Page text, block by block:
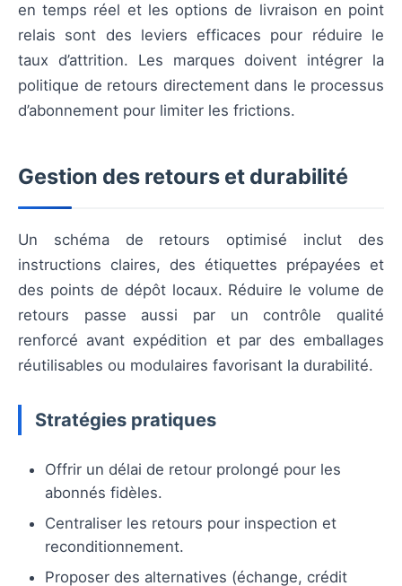
en temps réel et les options de livraison en point
relais sont des leviers efficaces pour réduire le
taux d’attrition. Les marques doivent intégrer la
politique de retours directement dans le processus
d’abonnement pour limiter les frictions.
Gestion des retours et durabilité
Un schéma de retours optimisé inclut des
instructions claires, des étiquettes prépayées et
des points de dépôt locaux. Réduire le volume de
retours passe aussi par un contrôle qualité
renforcé avant expédition et par des emballages
réutilisables ou modulaires favorisant la durabilité.
Stratégies pratiques
Offrir un délai de retour prolongé pour les
abonnés fidèles.
Centraliser les retours pour inspection et
reconditionnement.
Proposer des alternatives (échange, crédit